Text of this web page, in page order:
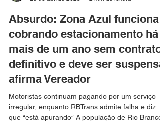
23 de abr. de 2025
2 min de leitura
Absurdo: Zona Azul funciona
cobrando estacionamento há
mais de um ano sem contrato
definitivo e deve ser suspensa
afirma Vereador
Motoristas continuam pagando por um serviço